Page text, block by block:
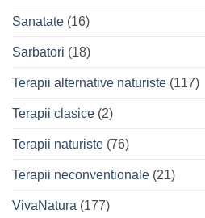
Sanatate (16)
Sarbatori (18)
Terapii alternative naturiste (117)
Terapii clasice (2)
Terapii naturiste (76)
Terapii neconventionale (21)
VivaNatura (177)